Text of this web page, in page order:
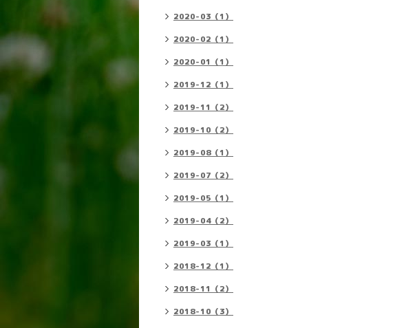
2020-03（1）
2020-02（1）
2020-01（1）
2019-12（1）
2019-11（2）
2019-10（2）
2019-08（1）
2019-07（2）
2019-05（1）
2019-04（2）
2019-03（1）
2018-12（1）
2018-11（2）
2018-10（3）